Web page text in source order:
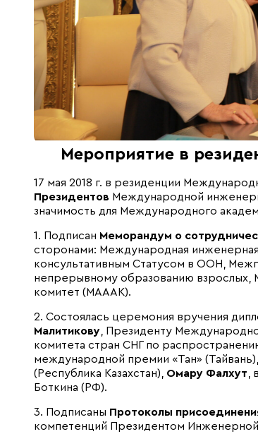
Мероприятие в
17 мая 2018 г. в резиденции
Президентов Международной
значимость для Международного
1. Подписан Меморандум о
сторонами: Международная
консультативным Статусом в ООН,
непрерывному образованию взрослых,
комитет (МАААК).
2. Состоялась церемония вручения
Малитикову , Президенту
комитета стран СНГ по
международной премии «Тан» (Тайвань),
(Республика Казахстан), Омару Фалхут ,
Боткина (РФ).
3. Подписаны Протоколы
компетенций Президентом Инженерной